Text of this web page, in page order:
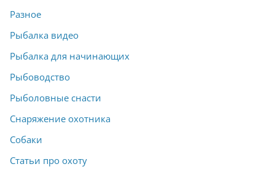
Разное
Рыбалка видео
Рыбалка для начинающих
Рыбоводство
Рыболовные снасти
Снаряжение охотника
Собаки
Статьи про охоту